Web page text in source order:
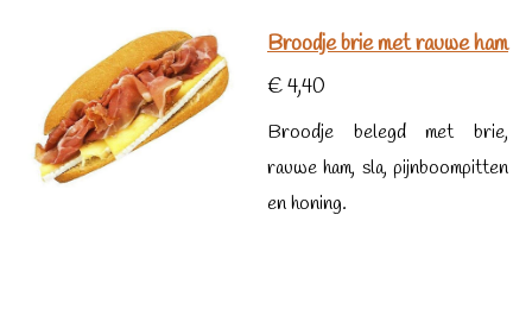
Broodje brie met rauwe ham
€ 4,40
Broodje belegd met brie,
rauwe ham, sla, pijnboompitten
en honing.